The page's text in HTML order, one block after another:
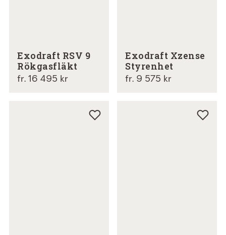
Exodraft RSV 9
Rökgasfläkt
fr. 16 495 kr
Exodraft Xzense
Styrenhet
fr. 9 575 kr